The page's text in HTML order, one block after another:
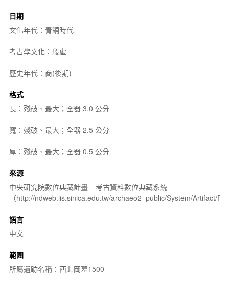
日期
文化年代：青銅時代
考古學文化：殷虛
歷史年代：商(後期)
格式
長：殘破、最大；全器 3.0 公分
寬：殘破、最大；全器 2.5 公分
厚：殘破、最大；全器 0.5 公分
來源
中央研究院數位典藏計畫---考古資料數位典藏系統
（http://ndweb.iis.sinica.edu.tw/archaeo2_public/System/Artifact/
語言
中文
範圍
所屬遺跡名稱：西北岡墓1500